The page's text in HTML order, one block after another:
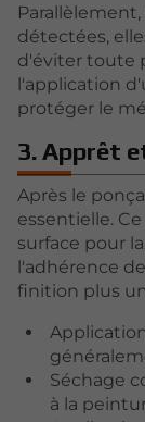
détectées,
d'éviter toute
l'application
protéger le
3. Apprêt
Après le
essentielle.
surface pour
l'adhérence
finition plus
Séchage
à la